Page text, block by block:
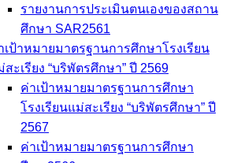
รายงานการประเมินตนเองของสถาน
ศึกษา SAR2561
เป้าหมายมาตรฐานการศึกษาโรงเรียน
สะเรียง “บริพัตรศึกษา” ปี 2569
ค่าเป้าหมายมาตรฐานการศึกษา
โรงเรียนแม่สะเรียง “บริพัตรศึกษา” ปี
2567
ค่าเป้าหมายมาตรฐานการศึกษา